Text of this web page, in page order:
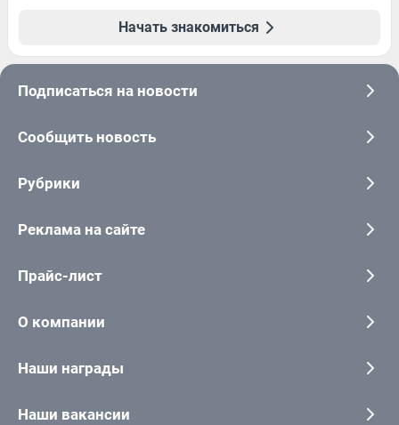
Начать знакомиться
Подписаться на новости
Сообщить новость
Рубрики
Реклама на сайте
Прайс-лист
О компании
Наши награды
Наши вакансии